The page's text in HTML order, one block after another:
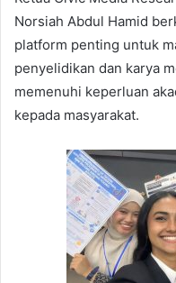
Norsiah Abdul Hamid
platform penting untuk
penyelidikan dan karya
memenuhi keperluan
kepada masyarakat.